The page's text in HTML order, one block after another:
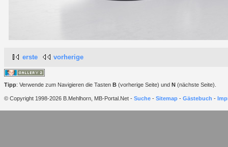
erste vorherige
Tipp: Verwende zum Navigieren die Tasten B (vorherige Seite) und N (nächste Seite).
© Copyright 1998-2026 B.Mehlhorn, MB-Portal.Net - Suche - Sitemap - Gästebuch -